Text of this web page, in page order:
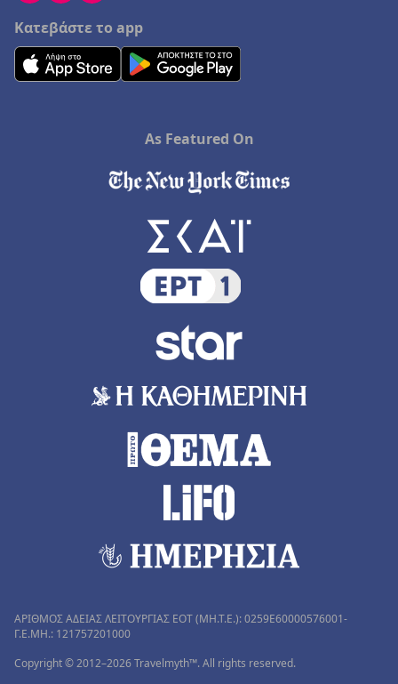
Κατεβάστε το app
As Featured On
ΑΡΙΘΜΟΣ ΑΔΕΙΑΣ ΛΕΙΤΟΥΡΓΙΑΣ ΕΟΤ (MH.T.E.): 0259Ε60000576001-
Γ.Ε.ΜΗ.: 121757201000
Copyright © 2012–2026 Travelmyth™. All rights reserved.